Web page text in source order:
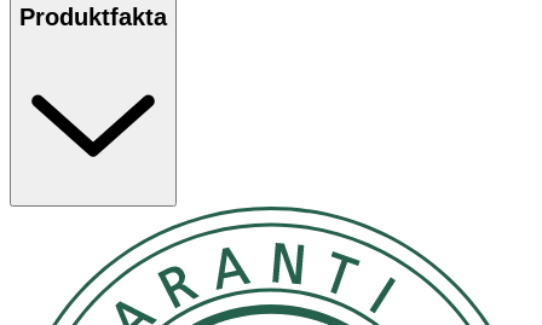
Egenskaper
· Smak av persika
· Innehåller sötningsmedel
Användning
Produktfakta